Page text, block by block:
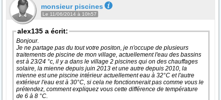
monsieur piscines
Le 11/06/2014 à 10h57
alex135 a écrit:
Bonjour.
Je ne partage pas du tout votre positon, je n'occupe de plusieurs
traitements de piscine de mon village, actuellement l'eau des bassins
est à 23/24 °c, il y a dans le village 2 piscines qui on des chauffages
solaire, la mienne depuis juin 2013 et une autre depuis 2010, la
mienne est une piscine intérieur actuellement eau à 32°C et l'autre
extérieur l'eau est à 30°C, si cela ne fonctionnerait pas comme vous le
prétendez, comment expliquez vous cette différence de température
de 6 à 8 °C.